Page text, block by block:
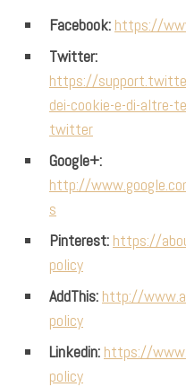
Facebook: https://
Twitter:
https://
dei-cookie-e-di-altre-
twitter
Google+:
http://
s
Pinterest: https://
policy
AddThis: http://
policy
Linkedin: https://
policy